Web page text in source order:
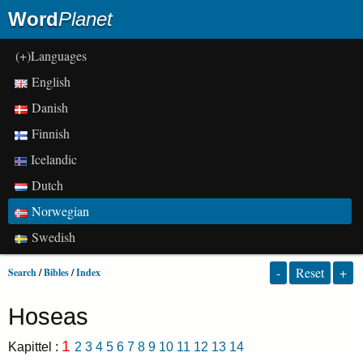
WordPlanet
(+)Languages
English
Danish
Finnish
Icelandic
Dutch
Norwegian
Swedish
Search/Bibles/Index - Reset +
Hoseas
Kapittel : 1 2 3 4 5 6 7 8 9 10 11 12 13 14